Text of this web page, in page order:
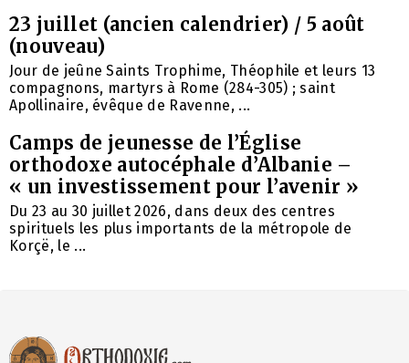
23 juillet (ancien calendrier) / 5 août
(nouveau)
Jour de jeûne Saints Trophime, Théophile et leurs 13
compagnons, martyrs à Rome (284-305) ; saint
Apollinaire, évêque de Ravenne, ...
Camps de jeunesse de l’Église
orthodoxe autocéphale d’Albanie –
« un investissement pour l’avenir »
Du 23 au 30 juillet 2026, dans deux des centres
spirituels les plus importants de la métropole de
Korçë, le ...